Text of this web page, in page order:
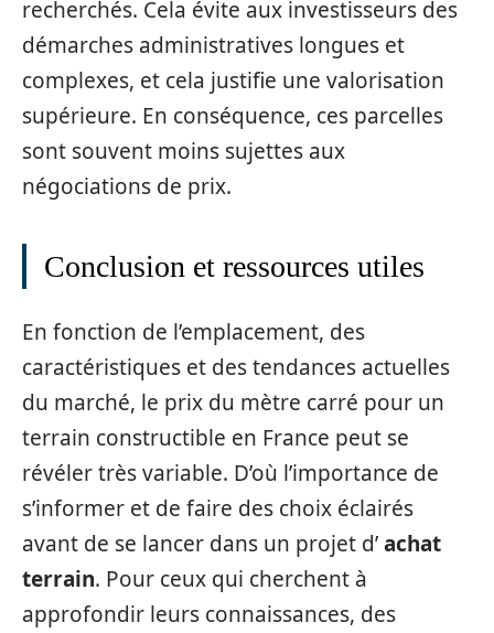
recherchés. Cela évite aux investisseurs des
démarches administratives longues et
complexes, et cela justifie une valorisation
supérieure. En conséquence, ces parcelles
sont souvent moins sujettes aux
négociations de prix.
Conclusion et ressources utiles
En fonction de l’emplacement, des
caractéristiques et des tendances actuelles
du marché, le prix du mètre carré pour un
terrain constructible en France peut se
révéler très variable. D’où l’importance de
s’informer et de faire des choix éclairés
avant de se lancer dans un projet d’achat
terrain. Pour ceux qui cherchent à
approfondir leurs connaissances, des